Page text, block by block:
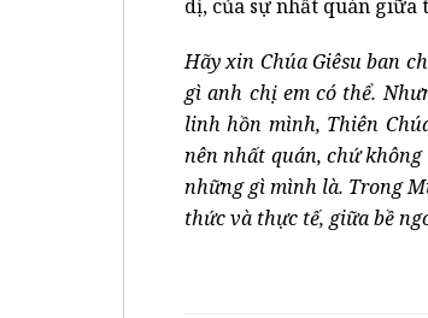
dị, của sự nhất quán
Hãy xin Chúa Giêsu ban
gì anh chị em có thể.
linh hồn mình, Thiên
nên nhất quán, chứ
những gì mình là. Trong
thức và thực tế, giữa bề